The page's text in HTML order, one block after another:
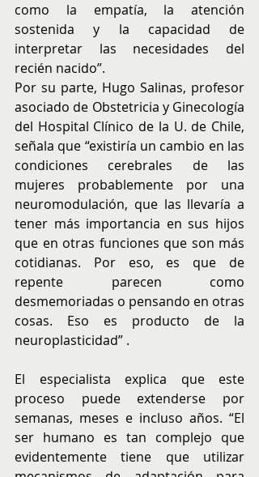
como la empatía, la atención
sostenida y la capacidad de
interpretar las necesidades del
recién nacido”.
Por su parte, Hugo Salinas, profesor
asociado de Obstetricia y Ginecología
del Hospital Clínico de la U. de Chile,
señala que “existiría un cambio en las
condiciones cerebrales de las
mujeres probablemente por una
neuromodulación, que las llevaría a
tener más importancia en sus hijos
que en otras funciones que son más
cotidianas. Por eso, es que de
repente parecen como
desmemoriadas o pensando en otras
cosas. Eso es producto de la
neuroplasticidad” .
El especialista explica que este
proceso puede extenderse por
semanas, meses e incluso años. “El
ser humano es tan complejo que
evidentemente tiene que utilizar